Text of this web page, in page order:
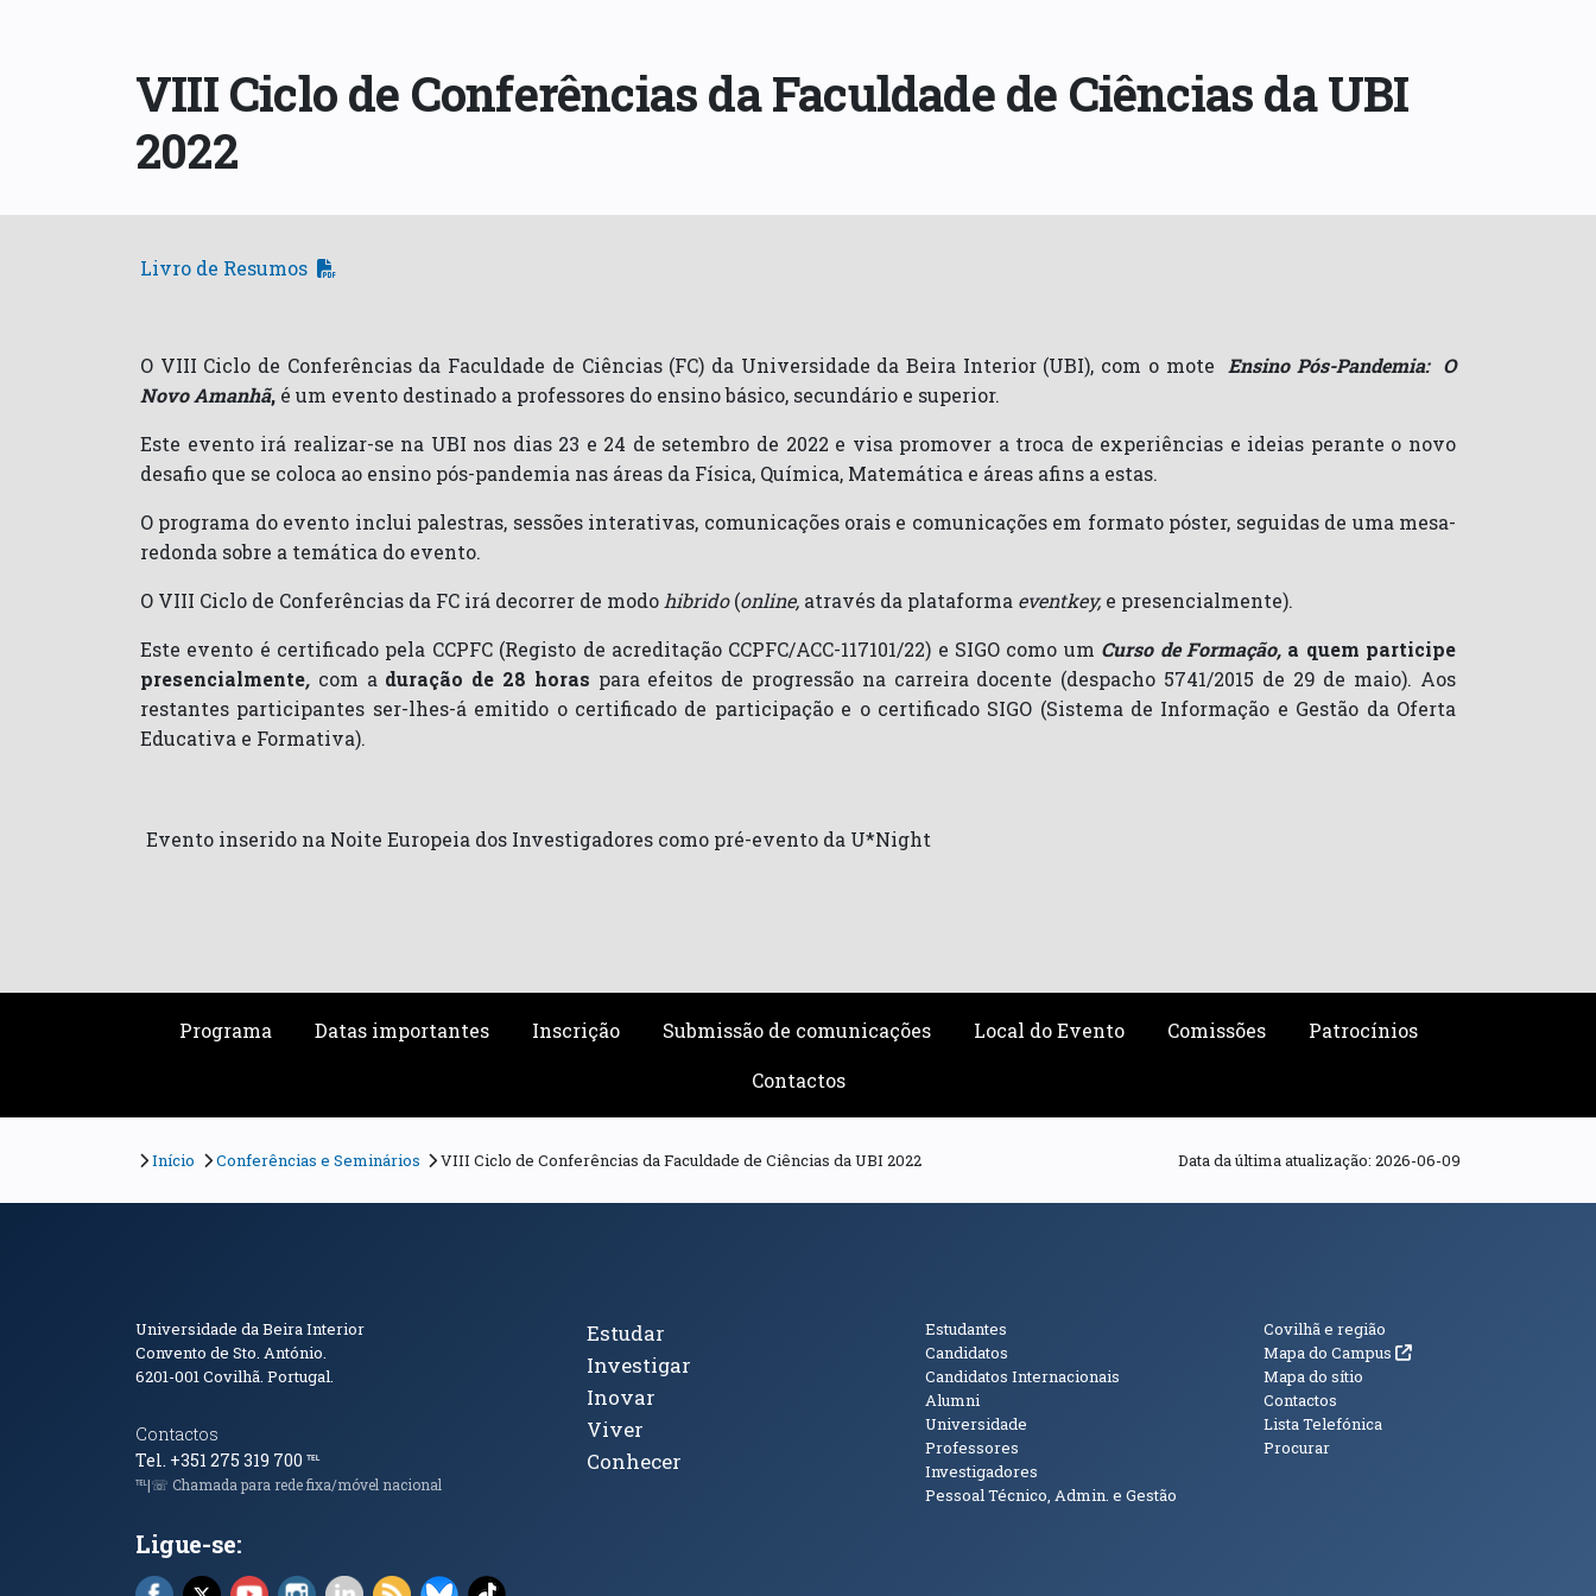
VIII Ciclo de Conferências da Faculdade de Ciências da UBI
2022
Livro de Resumos
O VIII Ciclo de Conferências da Faculdade de Ciências (FC) da Universidade da Beira Interior (UBI), com o mote Ensino Pós-Pandemia: O
Novo Amanhã, é um evento destinado a professores do ensino básico, secundário e superior.
Este evento irá realizar-se na UBI nos dias 23 e 24 de setembro de 2022 e visa promover a troca de experiências e ideias perante o novo
desafio que se coloca ao ensino pós-pandemia nas áreas da Física, Química, Matemática e áreas afins a estas.
O programa do evento inclui palestras, sessões interativas, comunicações orais e comunicações em formato póster, seguidas de uma mesa-
redonda sobre a temática do evento.
O VIII Ciclo de Conferências da FC irá decorrer de modohibrido(online, através da plataforma eventkey, e presencialmente).
Este evento é certificado pela CCPFC (Registo de acreditação CCPFC/ACC-117101/22) e SIGO como um Curso de Formação, a quem participe
presencialmente, com a duração de 28 horas para efeitos de progressão na carreira docente (despacho 5741/2015 de 29 de maio). Aos
restantes participantes ser-lhes-á emitido o certificado de participação e o certificado SIGO (Sistema de Informação e Gestão da Oferta
Educativa e Formativa).
Evento inserido na Noite Europeia dos Investigadores como pré-evento da U*Night
Programa Datas importantes Inscrição Submissão de comunicações Local do Evento Comissões
Patrocínios
Contactos
Início Conferências e Seminários VIII Ciclo de Conferências da Faculdade de Ciências da UBI 2022 Data da última atualização: 2026-06-09
Informações de Contacto
Universidade da Beira Interior
Convento de Sto. António.
6201-001Covilhã. Portugal.
Contactos
Tel. +351 275 319 700 ℡
℡|☏ Chamada para rede fixa/móvel nacional
Ligue-se:
Facebook (abre em nova janela)
X (abre em nova janela)
YouTube (abre em nova janela)
Instagram (abre em nova janela)
LinkedIn (abre em nova janela)
RSS (abre em nova janela)
Bluesky (abre em nova janela)
TikTok (abre em nova janela)
Tópicos Principais
Estudar
Investigar
Inovar
Viver
Conhecer
Públicos
Estudantes
Candidatos
Candidatos Internacionais
Alumni
Universidade
Professores
Investigadores
Pessoal Técnico, Admin. e Gestão
Informações
Covilhã e região
Mapa do Campus (abre em nova janela)
Mapa do sítio
Contactos
Lista Telefónica
Procurar